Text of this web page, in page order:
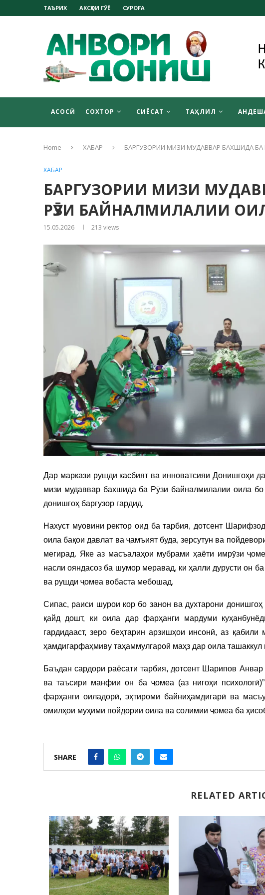
ТАЪРИХ АКСҲОИ ГӮЁ СУРОҒА
АСОСӢ СОХТОР СИЁСАТ ТАҲЛИЛ
Home ХАБАР БАРГУЗОРИИ МИЗИ МУДАВВАР БАХШИДА
ХАБАР
БАРГУЗОРИИ МИЗИ
РӮЗИ БАЙНАЛМИЛАЛИИ
15.05.2026 213 views
Дар маркази рушди касбият ва инноватсияи Донишгоҳи
мизи мудаввар бахшида ба Рӯзи байналмилалии оила
донишгоҳ баргузор гардид.
Нахуст муовини ректор оид ба тарбия, дотсент
оила бақои давлат ва ҷамъият буда, зерсутун ва
мегирад. Яке аз масъалаҳои мубрами ҳаёти имрӯзи
насли ояндасоз ба шумор меравад, ки ҳалли дурусти он
ва рушди ҷомеа вобаста мебошад.
Сипас, раиси шурои кор бо занон ва духтарони
қайд дошт, ки оила дар фарҳанги мардуми
гардидааст, зеро беҳтарин арзишҳои инсонӣ, аз
ҳамдигарфаҳмиву таҳаммулгароӣ маҳз дар оила ташаккул
Баъдан сардори раёсати тарбия, дотсент Шарипов
ва таъсири манфии он ба ҷомеа (аз нигоҳи
фарҳанги оиладорӣ, эҳтироми байниҳамдигарӣ ва
омилҳои муҳими пойдории оила ва солимии ҷомеа ба
SHARE
RELATED